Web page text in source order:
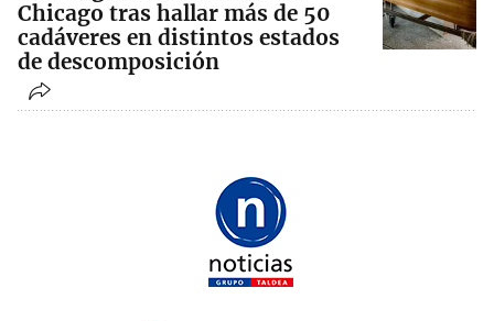
Chicago tras hallar más de 50
cadáveres en distintos estados
de descomposición